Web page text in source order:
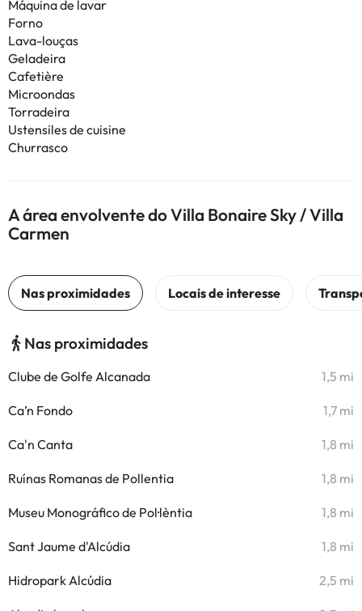
Máquina de lavar
Forno
Lava-louças
Geladeira
Cafetière
Microondas
Torradeira
Ustensiles de cuisine
Churrasco
A área envolvente do Villa Bonaire Sky / Villa
Carmen
Nas proximidades
Clube de Golfe Alcanada 1,5 mi
Ca’n Fondo 1,7 mi
Ca'n Canta 1,8 mi
Ruínas Romanas de Pollentia 1,8 mi
Museu Monográfico de Pol·lèntia 1,8 mi
Sant Jaume d'Alcúdia 1,8 mi
Hidropark Alcúdia 2,5 mi